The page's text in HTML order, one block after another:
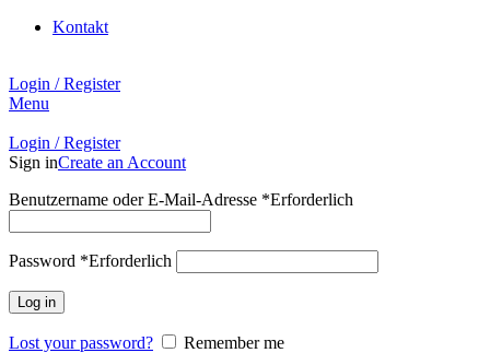
Kontakt
Login / Register
Menu
Login / Register
Sign inCreate an Account
Benutzername oder E-Mail-Adresse *Erforderlich
Password *Erforderlich
Log in
Lost your password?
Remember me